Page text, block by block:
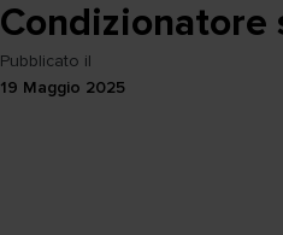
Condizionatore
Pubblicato il
19 Maggio 2025